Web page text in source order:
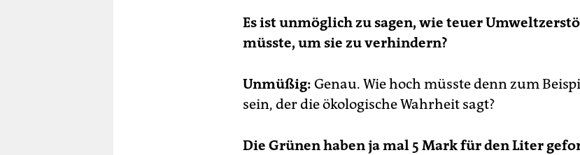
Es ist unmöglich zu sagen, wie teuer
müsste, um sie zu verhindern?
Unmüßig: Genau. Wie hoch müsste denn zum
sein, der die ökologische Wahrheit sagt?
Die Grünen haben ja mal 5 Mark für den Liter